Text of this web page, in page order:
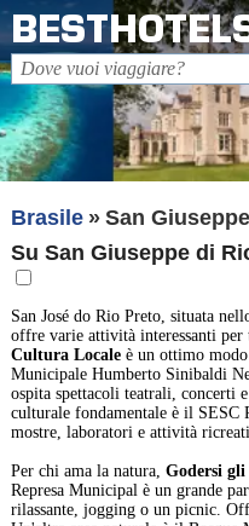
Brasile
San
Su San Giuseppe di
San José do Rio Preto, situata
offre varie attività interessanti
Cultura Localeè un ottimo
Municipale Humberto Sinibaldi
ospita spettacoli teatrali, concerti
culturale fondamentale è il SESC
mostre, laboratori e attività
Per chi ama la natura, Godersi
Represa Municipal è un grande
rilassante, jogging o un picnic.